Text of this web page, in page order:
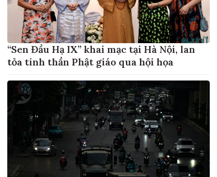
“Sen Đầu Hạ IX” khai mạc tại Hà Nội, lan
tỏa tinh thần Phật giáo qua hội họa